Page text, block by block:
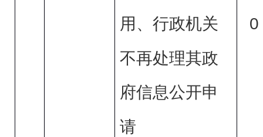
用、行政机关
不再处理其政
府信息公开申
请
0